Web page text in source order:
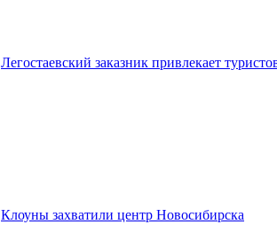
Легостаевский заказник привлекает
Клоуны захватили центр Новосибирска